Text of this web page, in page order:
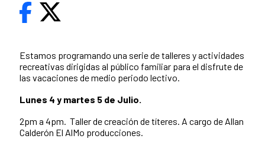
Estamos programando una serie de talleres y actividades
recreativas dirigidas al público familiar para el disfrute de
las vacaciones de medio periodo lectivo.
Lunes 4 y martes 5 de Julio.
2pm a 4pm. Taller de creación de títeres. A cargo de Allan
Calderón El AlMo producciones.